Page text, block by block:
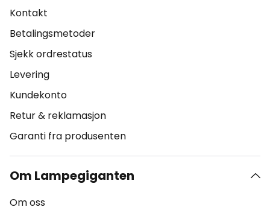
Kontakt
Betalingsmetoder
Sjekk ordrestatus
Levering
Kundekonto
Retur & reklamasjon
Garanti fra produsenten
Om Lampegiganten
Om oss